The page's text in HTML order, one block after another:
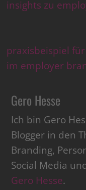
insights zu
praxisbeispiel
im employer
Gero Hesse
Ich bin Gero
Blogger in den
Branding,
Social Media
Gero Hesse.